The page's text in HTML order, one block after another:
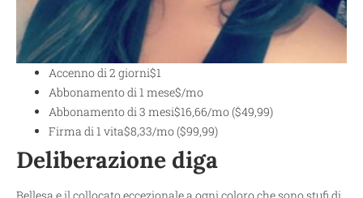
Accenno di 2 giorni$1
Abbonamento di 1 mese$/mo
Abbonamento di 3 mesi$16,66/mo ($49,99)
Firma di 1 vita$8,33/mo ($99,99)
Deliberazione diga